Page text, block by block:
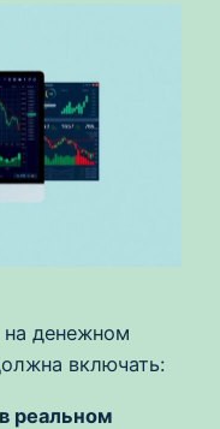
денежном
включать:
реальном